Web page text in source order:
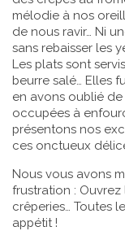
mélodie à nos
de nous ravir… Ni
sans rebaisser les
Les plats sont
beurre salé… Elles
en avons oublié de
occupées à
présentons nos
ces onctueux
Nous vous avons
frustration :
crêperies… Toutes
appétit !